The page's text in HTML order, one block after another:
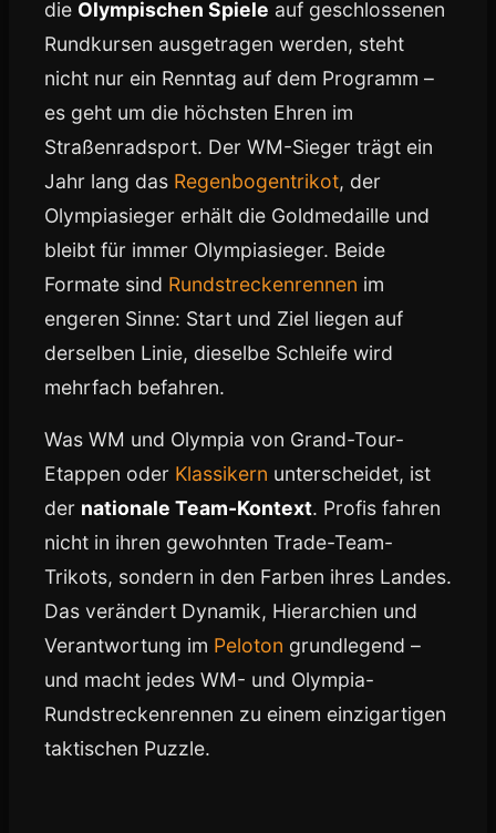
die Olympischen Spiele auf geschlossenen
Rundkursen ausgetragen werden, steht
nicht nur ein Renntag auf dem Programm –
es geht um die höchsten Ehren im
Straßenradsport. Der WM-Sieger trägt ein
Jahr lang das Regenbogentrikot, der
Olympiasieger erhält die Goldmedaille und
bleibt für immer Olympiasieger. Beide
Formate sind Rundstreckenrennen im
engeren Sinne: Start und Ziel liegen auf
derselben Linie, dieselbe Schleife wird
mehrfach befahren.
Was WM und Olympia von Grand-Tour-
Etappen oder Klassikern unterscheidet, ist
der nationale Team-Kontext. Profis fahren
nicht in ihren gewohnten Trade-Team-
Trikots, sondern in den Farben ihres Landes.
Das verändert Dynamik, Hierarchien und
Verantwortung im Peloton grundlegend –
und macht jedes WM- und Olympia-
Rundstreckenrennen zu einem einzigartigen
taktischen Puzzle.